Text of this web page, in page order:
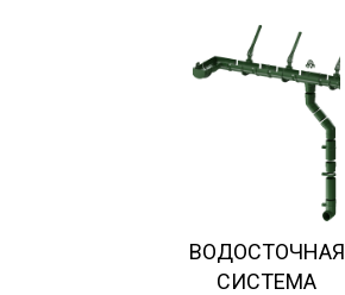
ВОДОСТОЧНАЯ
СИСТЕМА